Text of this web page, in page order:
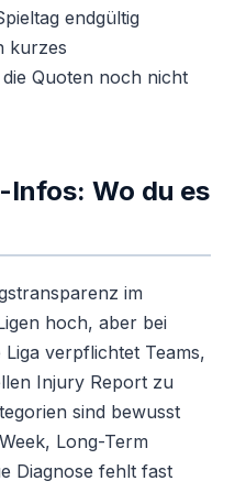
endgültig
kurzes
Quoten noch nicht
Infos: Wo du es
im
hoch, aber bei
verpflichtet Teams,
Injury Report zu
sind bewusst
Long-Term
Diagnose fehlt fast